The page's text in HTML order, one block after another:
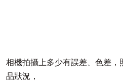
相機拍攝上多少有誤差、色差
品狀況，